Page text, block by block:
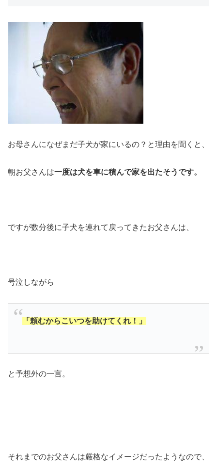
お母さんになぜまだ子犬が家にいるの？と理由を聞くと、
朝お父さんは一度は犬を車に積んで家を出たそうです。
ですが数分後に子犬を連れて戻ってきたお父さんは、
号泣しながら
「頼むからこいつを助けてくれ！」
と予想外の一言。
それまでのお父さんは厳格なイメージだったようなので、